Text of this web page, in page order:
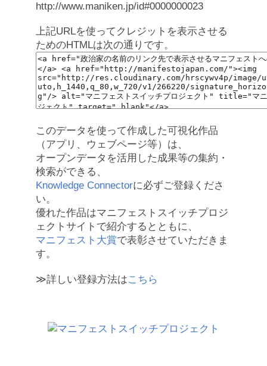
http://www.maniken.jp/id#0000000023
上記URLを使ってクレジットを表示させる
ためのHTMLは次の通りです。
このデータを使って作成した可視化作品
（アプリ、ウェブページ等）は、
オープンデータを活用した成果等の集約・
検索ができる、
Knowledge Connectorに必ずご登録くださ
い。
優れた作品はマニフェストスイッチプロジ
ェクトサイトで紹介するとともに、
マニフェスト大賞で表彰させていただきま
す。
≫詳しい登録方法はこちら